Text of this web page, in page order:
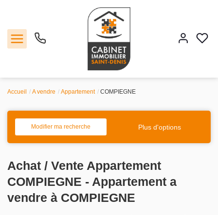
Location
Agence
Contact
Accueil A vendre Appartement COMPIEGNE
Modifier ma recherche Plus d'options
Achat / Vente Appartement
COMPIEGNE - Appartement a
vendre à COMPIEGNE